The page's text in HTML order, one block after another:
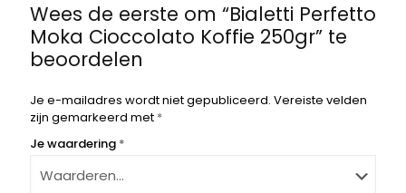
Wees de eerste om “Bialetti Perfetto
Moka Cioccolato Koffie 250gr” te
beoordelen
Je e-mailadres wordt niet gepubliceerd. Vereiste velden
zijn gemarkeerd met *
Je waardering *